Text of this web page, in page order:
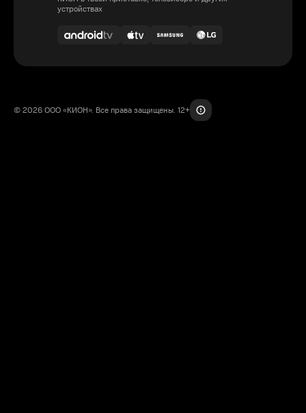
устройствах
© 2026 ООО «КИОН». Все права защищены. 12+